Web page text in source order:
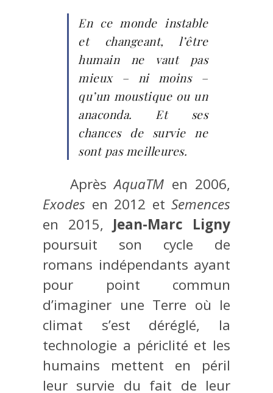
En ce monde instable
et changeant, l’être
humain ne vaut pas
mieux – ni moins –
qu’un moustique ou un
anaconda. Et ses
chances de survie ne
sont pas meilleures.
AprèsAquaTM en 2006,
Exodes en 2012 et Semences
en 2015, Jean-Marc Ligny
poursuit son cycle de
romans indépendants ayant
pour point commun
d’imaginer une Terre où le
climat s’est déréglé, la
technologie a périclité et les
humains mettent en péril
leur survie du fait de leur